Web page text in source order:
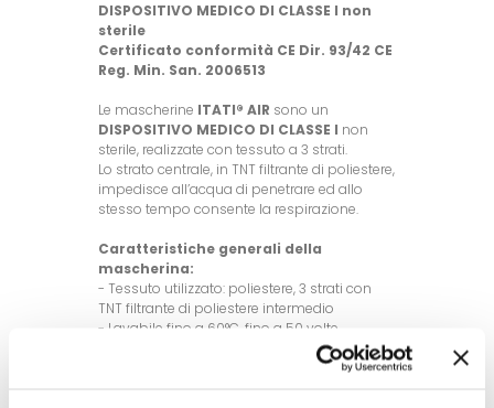
DISPOSITIVO MEDICO DI CLASSE I non
sterile
Certificato conformità CE Dir. 93/42 CE
Reg. Min. San. 2006513
Le mascherine ITATI® AIR sono un
DISPOSITIVO MEDICO DI CLASSE I non
sterile, realizzate con tessuto a 3 strati.
Lo strato centrale, in TNT filtrante di poliestere,
impedisce all’acqua di penetrare ed allo
stesso tempo consente la respirazione.
Caratteristiche generali della
mascherina:
- Tessuto utilizzato: poliestere, 3 strati con
TNT filtrante di poliestere intermedio
- Lavabile fino a 60°C, fino a 50 volte
- Taglia unica ed unisex (con anellini in
gomma di regolazione lunghezza nastro